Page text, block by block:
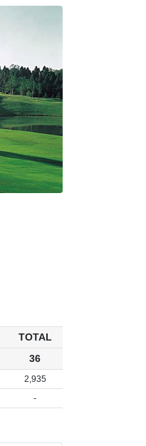
TOTAL
36
2,935
-